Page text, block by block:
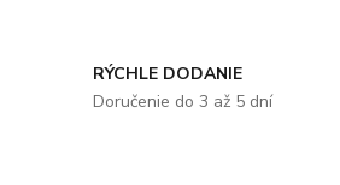
RÝCHLE DODANIE
Doručenie do 3 až 5 dní